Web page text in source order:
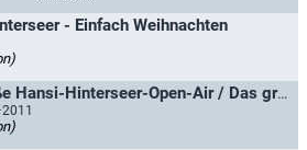
- Einfach Weihnachten
Das große Hansi-Hinterseer-Open-Air / Das große Hansi Hinterseer Open Air-Festival